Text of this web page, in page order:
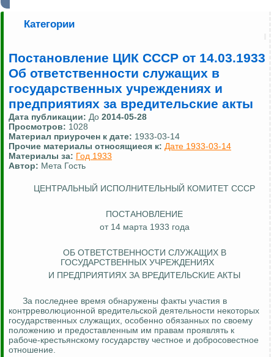
Категории
Постановление ЦИК СССР от 14.03.1933
Об ответственности служащих в
государственных учреждениях и
предприятиях за вредительские акты
Дата публикации: До 2014-05-28
Просмотров: 1028
Материал приурочен к дате: 1933-03-14
Прочие материалы относящиеся к: Дате 1933-03-14
Материалы за: Год 1933
Автор: Мета Гость
ЦЕНТРАЛЬНЫЙ ИСПОЛНИТЕЛЬНЫЙ КОМИТЕТ СССР
ПОСТАНОВЛЕНИЕ
от 14 марта 1933 года
ОБ ОТВЕТСТВЕННОСТИ СЛУЖАЩИХ В
ГОСУДАРСТВЕННЫХ УЧРЕЖДЕНИЯХ
И ПРЕДПРИЯТИЯХ ЗА ВРЕДИТЕЛЬСКИЕ АКТЫ
За последнее время обнаружены факты участия в
контрреволюционной вредительской деятельности некоторых
государственных служащих, особенно обязанных по своему
положению и предоставленным им правам проявлять к
рабоче-крестьянскому государству честное и добросовестное
отношение.